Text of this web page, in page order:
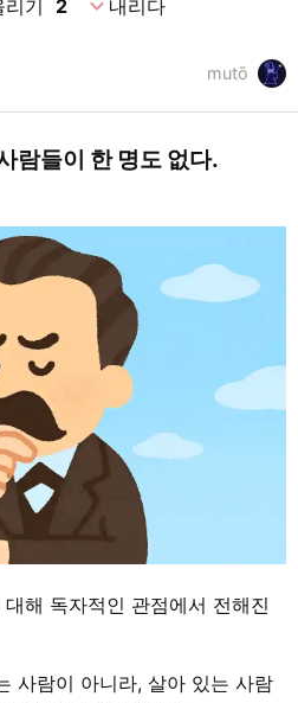
기 2 expand_more내리다
mutō
람들이 한 명도 없다.
해 독자적인 관점에서 전해진
사람이 아니라, 살아 있는 사람